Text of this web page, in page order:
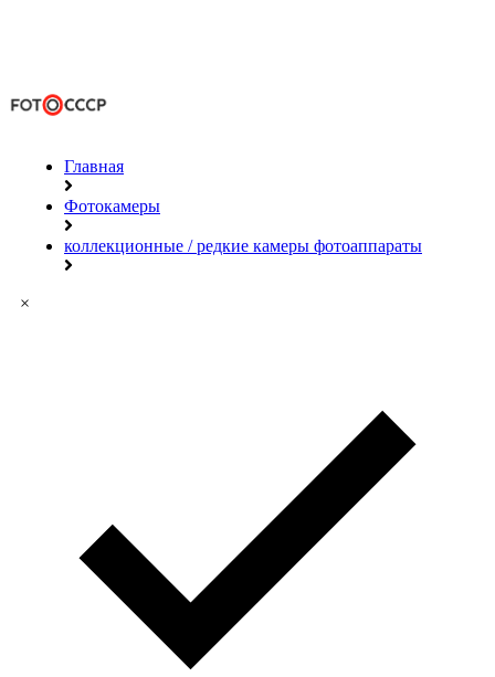
Главная
Фотокамеры
коллекционные / редкие камеры фотоаппараты
×